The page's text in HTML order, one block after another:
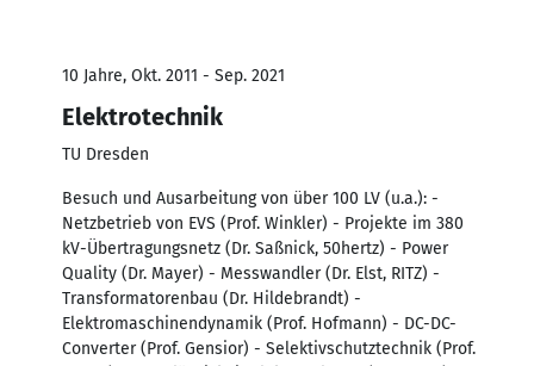
10 Jahre, Okt. 2011 - Sep. 2021
Elektrotechnik
TU Dresden
Besuch und Ausarbeitung von über 100 LV (u.a.): -
Netzbetrieb von EVS (Prof. Winkler) - Projekte im 380
kV-Übertragungsnetz (Dr. Saßnick, 50hertz) - Power
Quality (Dr. Mayer) - Messwandler (Dr. Elst, RITZ) -
Transformatorenbau (Dr. Hildebrandt) -
Elektromaschinendynamik (Prof. Hofmann) - DC-DC-
Converter (Prof. Gensior) - Selektivschutztechnik (Prof.